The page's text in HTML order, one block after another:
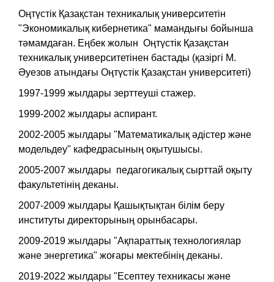
Оңтүстік Қазақстан техникалық университетін
"Экономикалық кибернетика" мамандығы бойынша
тәмамдаған. Еңбек жолын Оңтүстік Қазақстан
техникалық университетінен бастады (қазіргі М.
Әуезов атындағы Оңтүстік Қазақстан университеті)
1997-1999 жылдары зерттеуші стажер.
1999-2002 жылдары аспирант.
2002-2005 жылдары "Математикалық әдістер және
модельдеу" кафедрасының оқытушысы.
2005-2007 жылдары педагогикалық сырттай оқыту
факультетінің деканы.
2007-2009 жылдары Қашықтықтан білім беру
институты директорының орынбасары.
2009-2019 жылдары "Ақпараттық технологиялар
және энергетика" жоғары мектебінің деканы.
2019-2022 жылдары "Есептеу техникасы және